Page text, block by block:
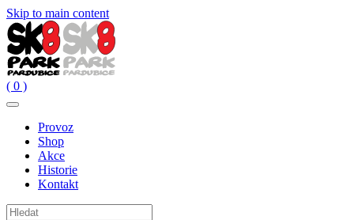
Skip to main content
( 0 )
Provoz
Shop
Akce
Historie
Kontakt